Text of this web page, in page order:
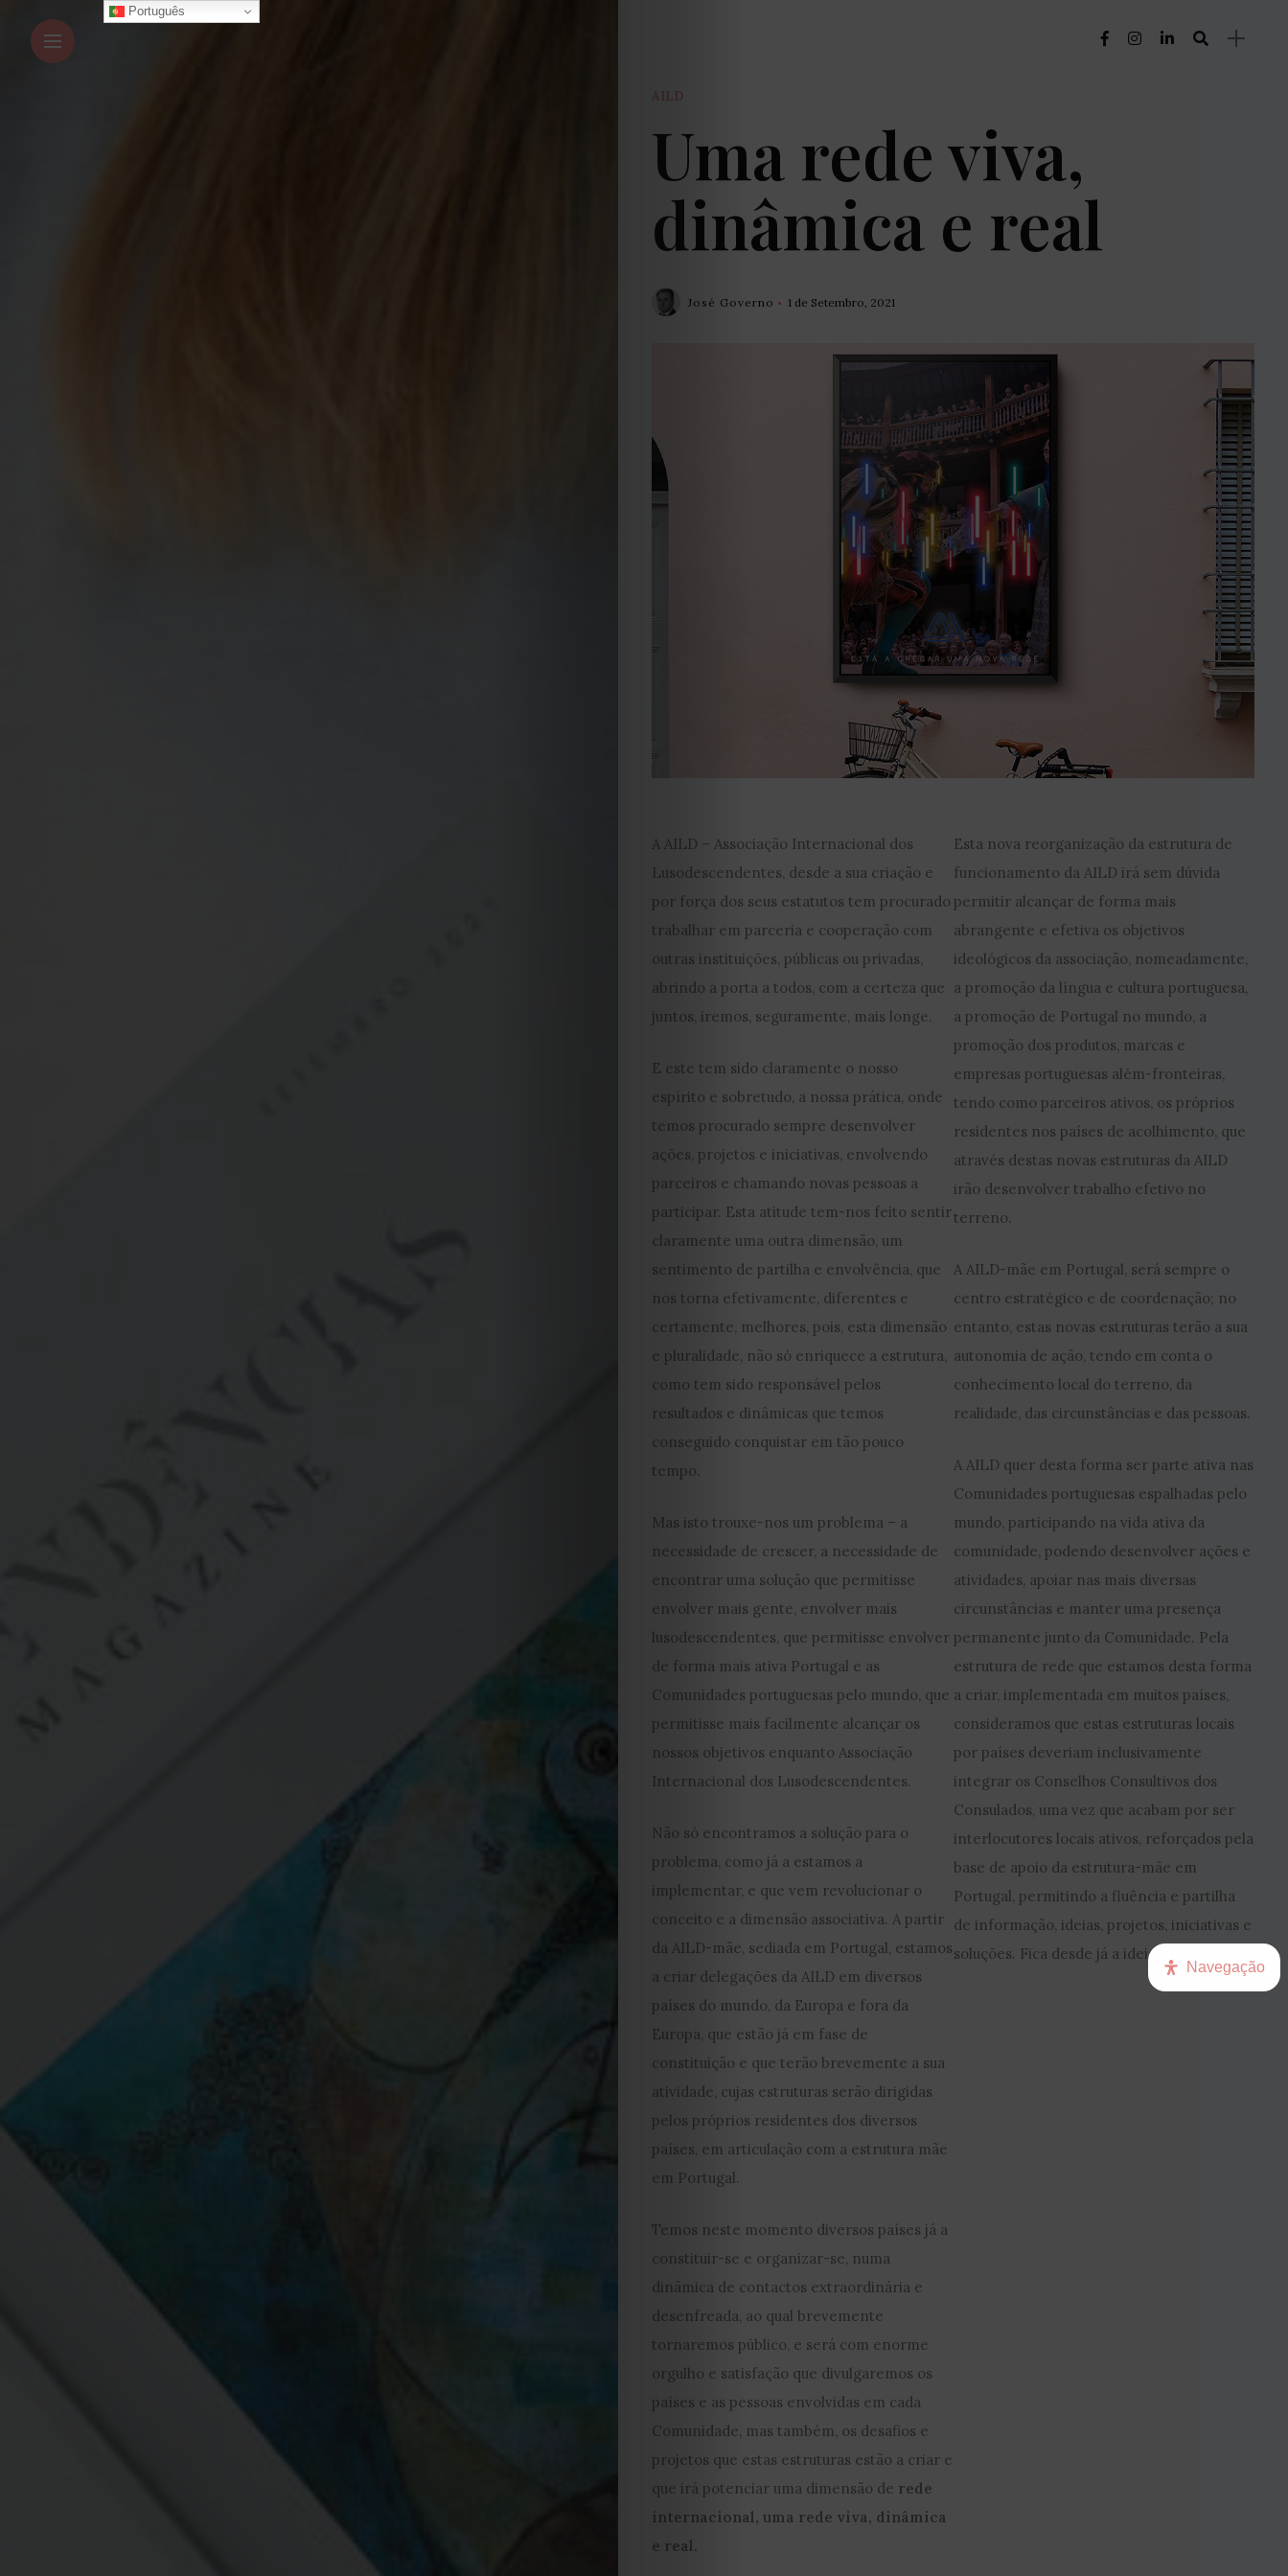
EDIÇÃO
DE
JULHO
2026
2025
2024
2023
2022
2021
Obras
de
Capa
Contactos
Estatuto
Editorial
Política
de
privacidade
AILD
Uma rede viva,
dinâmica e real
José Governo 1 de Setembro, 2021
A AILD – Associação Internacional dos
Lusodescendentes, desde a sua criação e
por força dos seus estatutos tem procurado
trabalhar em parceria e cooperação com
outras instituições, públicas ou privadas,
abrindo a porta a todos, com a certeza que
juntos, iremos, seguramente, mais longe.
E este tem sido claramente o nosso
espírito e sobretudo, a nossa prática, onde
temos procurado sempre desenvolver
ações, projetos e iniciativas, envolvendo
parceiros e chamando novas pessoas a
participar. Esta atitude tem-nos feito sentir
claramente uma outra dimensão, um
sentimento de partilha e envolvência, que
nos torna efetivamente, diferentes e
certamente, melhores, pois, esta dimensão
e pluralidade, não só enriquece a estrutura,
como tem sido responsável pelos
resultados e dinâmicas que temos
conseguido conquistar em tão pouco
tempo.
Mas isto trouxe-nos um problema – a
necessidade de crescer, a necessidade de
encontrar uma solução que permitisse
envolver mais gente, envolver mais
lusodescendentes, que permitisse envolver
de forma mais ativa Portugal e as
Comunidades portuguesas pelo mundo, que
permitisse mais facilmente alcançar os
nossos objetivos enquanto Associação
Internacional dos Lusodescendentes.
Não só encontramos a solução para o
problema, como já a estamos a
implementar, e que vem revolucionar o
conceito e a dimensão associativa. A partir
da AILD-mãe, sediada em Portugal, estamos
a criar delegações da AILD em diversos
países do mundo, da Europa e fora da
Europa, que estão já em fase de
constituição e que terão brevemente a sua
atividade, cujas estruturas serão dirigidas
pelos próprios residentes dos diversos
países, em articulação com a estrutura mãe
em Portugal.
Temos neste momento diversos países já a
constituir-se e organizar-se, numa
dinâmica de contactos extraordinária e
desenfreada, ao qual brevemente
tornaremos público, e será com enorme
orgulho e satisfação que divulgaremos os
países e as pessoas envolvidas em cada
Comunidade, mas também, os desafios e
projetos que estas estruturas estão a criar e
que irá potenciar uma dimensão de rede
internacional, uma rede viva, dinâmica
e real.
Esta nova reorganização da estrutura de
funcionamento da AILD irá sem dúvida
permitir alcançar de forma mais
abrangente e efetiva os objetivos
ideológicos da associação, nomeadamente,
a promoção da língua e cultura portuguesa,
a promoção de Portugal no mundo, a
promoção dos produtos, marcas e
empresas portuguesas além-fronteiras,
tendo como parceiros ativos, os próprios
residentes nos países de acolhimento, que
através destas novas estruturas da AILD
irão desenvolver trabalho efetivo no
terreno.
A AILD-mãe em Portugal, será sempre o
centro estratégico e de coordenação; no
entanto, estas novas estruturas terão a sua
autonomia de ação, tendo em conta o
conhecimento local do terreno, da
realidade, das circunstâncias e das pessoas.
A AILD quer desta forma ser parte ativa nas
Comunidades portuguesas espalhadas pelo
mundo, participando na vida ativa da
comunidade, podendo desenvolver ações e
atividades, apoiar nas mais diversas
circunstâncias e manter uma presença
permanente junto da Comunidade. Pela
estrutura de rede que estamos desta forma
a criar, implementada em muitos países,
consideramos que estas estruturas locais
por países deveriam inclusivamente
integrar os Conselhos Consultivos dos
Consulados, uma vez que acabam por ser
interlocutores locais ativos, reforçados pela
base de apoio da estrutura-mãe em
Portugal, permitindo a fluência e partilha
de informação, ideias, projetos, iniciativas e
soluções. Fica desde já a ideia e o desafio!
Português
Navegação